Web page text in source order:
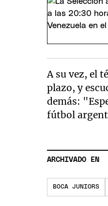
A su vez, el
plazo, y
demás:
fútbol
ARCHIVADO EN
BOCA JUNIORS